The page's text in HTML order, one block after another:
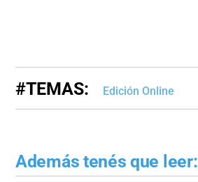
#TEMAS: Edición Online
Además tenés que leer: